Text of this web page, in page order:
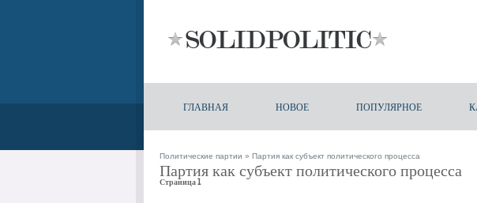
ГЛАВНАЯ НОВОЕ ПОПУЛЯРНОЕ
Политические партии » Партия как субъект политического процесса
Партия как субъект политического процесса
Страница 1